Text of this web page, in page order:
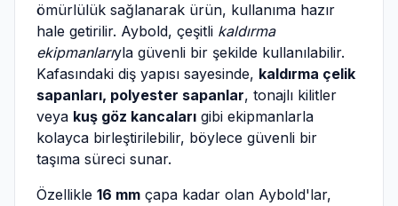
ömürlülük sağlanarak ürün, kullanıma hazır
hale getirilir. Aybold, çeşitli kaldırma
ekipmanlarıyla güvenli bir şekilde kullanılabilir.
Kafasındaki diş yapısı sayesinde, kaldırma çelik
sapanları, polyester sapanlar, tonajlı kilitler
veya kuş göz kancaları gibi ekipmanlarla
kolayca birleştirilebilir, böylece güvenli bir
taşıma süreci sunar.
Özellikle 16 mm çapa kadar olan Aybold'lar,